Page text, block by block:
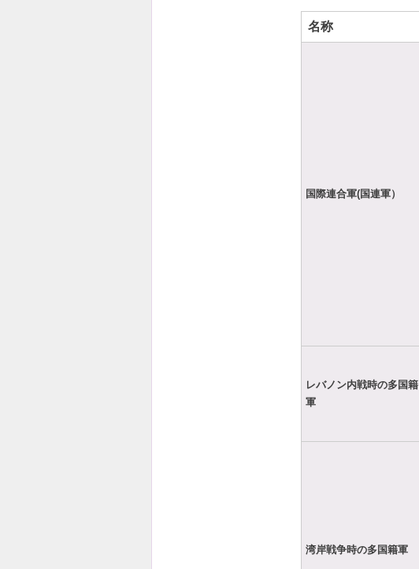
名称
国際連合軍(国連軍）
レバノン内戦時の多国籍
軍
湾岸戦争時の多国籍軍